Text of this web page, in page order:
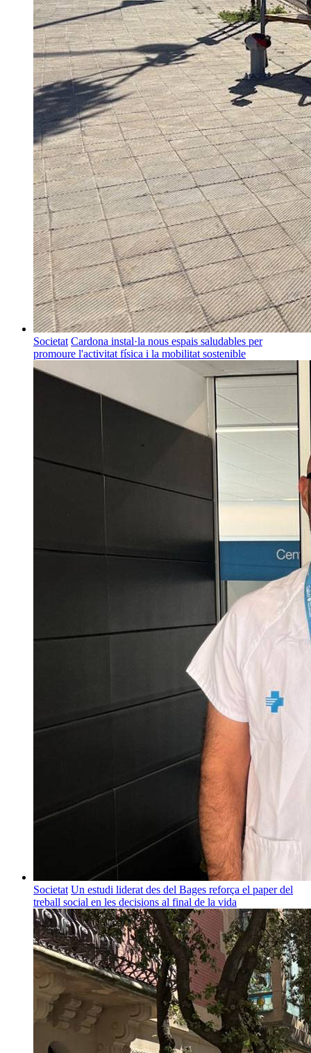
Societat Cardona instal·la nous espais saludables per
promoure l'activitat física i la mobilitat sostenible
Societat Un estudi liderat des del Bages reforça el paper del
treball social en les decisions al final de la vida